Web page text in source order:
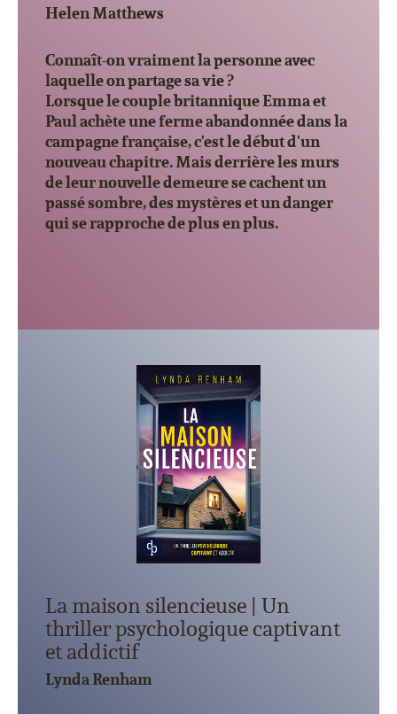
Helen Matthews
Connaît-on vraiment la personne avec
laquelle on partage sa vie ?
Lorsque le couple britannique Emma et
Paul achète une ferme abandonnée dans la
campagne française, c'est le début d'un
nouveau chapitre. Mais derrière les murs
de leur nouvelle demeure se cachent un
passé sombre, des mystères et un danger
qui se rapproche de plus en plus.
La maison silencieuse | Un
thriller psychologique captivant
et addictif
Lynda Renham